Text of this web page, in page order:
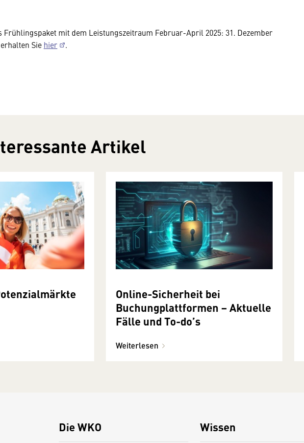
mit dem Leistungszeitraum Februar-April 2025: 31. Dezember
Sie hier .
Artikel
Online-Sicherheit bei
Buchungplattformen − Aktuelle
Fälle und To-do’s
Weiterlesen
Die WKO Wissen